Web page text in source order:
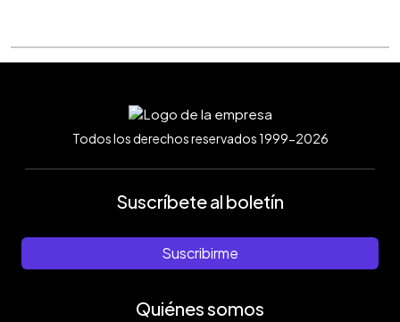
Todos los derechos reservados 1999-2026
Suscríbete al boletín
Suscribirme
Quiénes somos